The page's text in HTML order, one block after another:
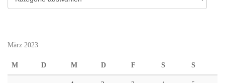
März 2023
M D M D F S S